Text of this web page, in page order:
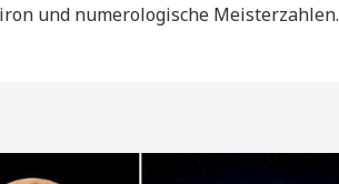
und numerologische Meisterzahlen.